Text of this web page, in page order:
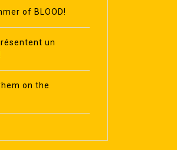
of BLOOD!
un
on the